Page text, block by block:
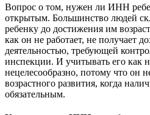
Вопрос о том, нужен ли ИНН
открытым. Большинство людей
ребенку до достижения им
как он не работает, не получает
деятельностью, требующей
инспекции. И учитывать его как
нецелесообразно, потому что он
возрастного развития, когда
обязательным.